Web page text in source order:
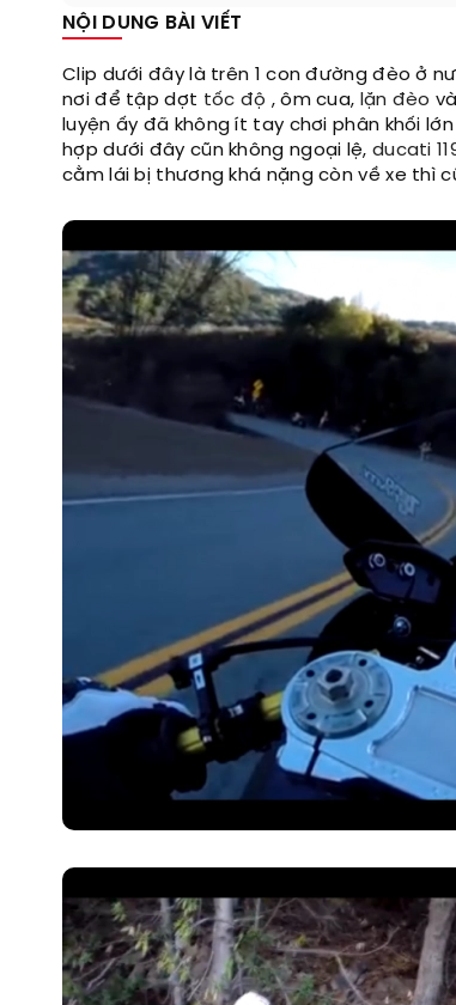
NỘI DUNG BÀI VIẾT
Clip dưới đây là trên 1 con đường đèo ở
nơi để tập dợt tốc độ , ôm cua, lặn đèo
luyện ấy đã không ít tay chơi phân khối
hợp dưới đây cũn không ngoại lệ, ducati
cằm lái bị thương khá nặng còn về xe thì